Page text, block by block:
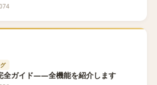
全ガイド——全機能を紹介します